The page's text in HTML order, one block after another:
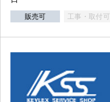
販売可 工事・取付可